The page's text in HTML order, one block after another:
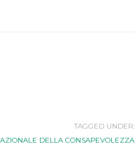
TAGGED UNDER:
DELLA CONSAPEVOLEZZA